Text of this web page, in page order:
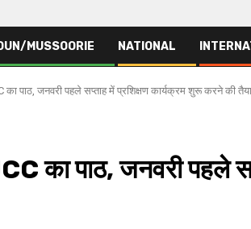
MUSSOORIE NATIONAL
का पाठ, जनवरी पहले सप्ताह में प्रशिक्षण कार्यक्रम शुरू करने की
का पाठ, जनवरी पहले